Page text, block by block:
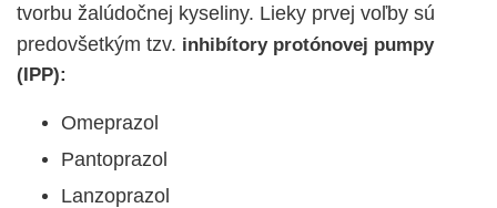
tvorbu žalúdočnej kyseliny. Lieky prvej voľby sú
predovšetkým tzv. inhibítory protónovej pumpy
(IPP):
Omeprazol
Pantoprazol
Lanzoprazol